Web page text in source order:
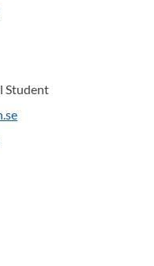
Student